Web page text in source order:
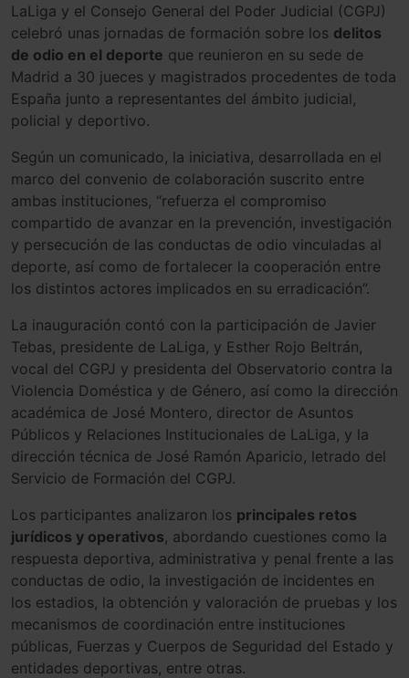
LaLiga y el Consejo General del Poder Judicial (CGPJ)
celebró unas jornadas de formación sobre los delitos
de odio en el deporte que reunieron en su sede de
Madrid a 30 jueces y magistrados procedentes de toda
España junto a representantes del ámbito judicial,
policial y deportivo.
Según un comunicado, la iniciativa, desarrollada en el
marco del convenio de colaboración suscrito entre
ambas instituciones, “refuerza el compromiso
compartido de avanzar en la prevención, investigación
y persecución de las conductas de odio vinculadas al
deporte, así como de fortalecer la cooperación entre
los distintos actores implicados en su erradicación”.
La inauguración contó con la participación de Javier
Tebas, presidente de LaLiga, y Esther Rojo Beltrán,
vocal del CGPJ y presidenta del Observatorio contra la
Violencia Doméstica y de Género, así como la dirección
académica de José Montero, director de Asuntos
Públicos y Relaciones Institucionales de LaLiga, y la
dirección técnica de José Ramón Aparicio, letrado del
Servicio de Formación del CGPJ.
Los participantes analizaron los principales retos
jurídicos y operativos, abordando cuestiones como la
respuesta deportiva, administrativa y penal frente a las
conductas de odio, la investigación de incidentes en
los estadios, la obtención y valoración de pruebas y los
mecanismos de coordinación entre instituciones
públicas, Fuerzas y Cuerpos de Seguridad del Estado y
entidades deportivas, entre otras.